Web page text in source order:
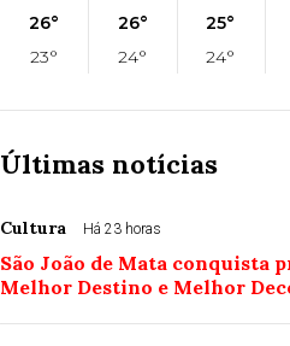
26°
23°
26°
24°
25°
24°
Últimas notícias
Cultura Há 23 horas
São João de Mata conquista
Melhor Destino e Melhor